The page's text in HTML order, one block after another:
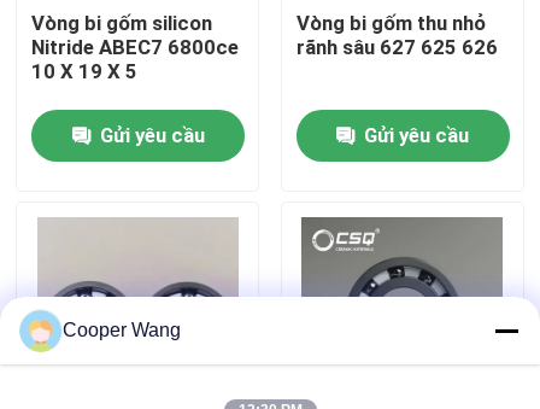
Tham quan nhà máy
Liên hệ chúng tôi
Vòng bi gốm
Vòng bi gốm silicon
Nitride ABEC7 6800ce
10 X 19 X 5
Gửi yêu cầu
Vòng bi gốm thu nhỏ
rãnh sâu 627 625 626
Gửi yêu cầu
Cooper Wang